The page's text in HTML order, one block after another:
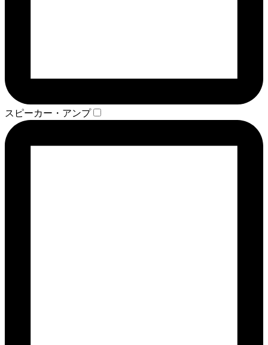
スピーカー・アンプ